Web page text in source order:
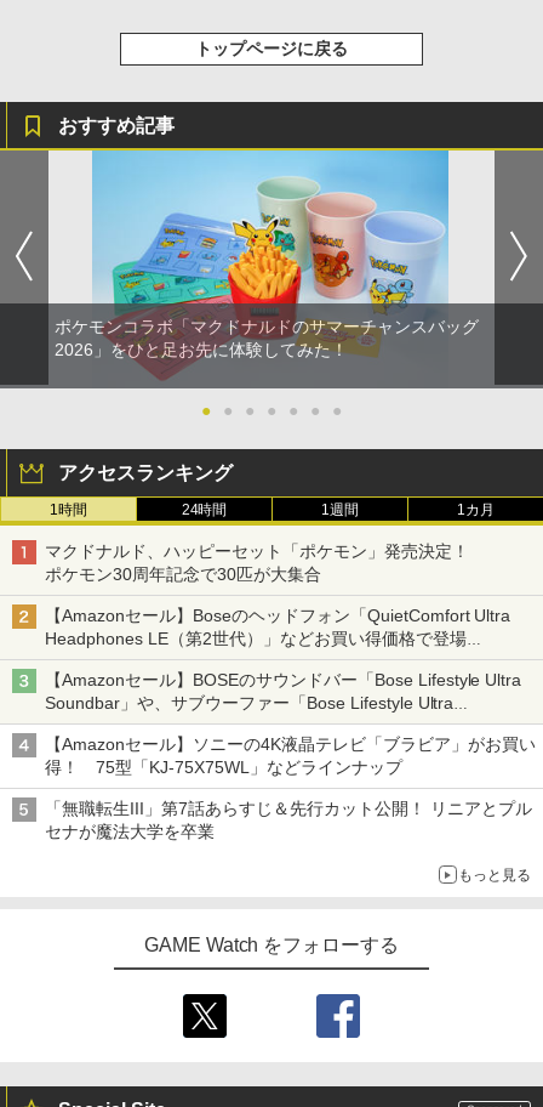
トップページに戻る
おすすめ記事
ポケモンコラボ「マクドナルドのサマーチャンスバッグ
2026」をひと足お先に体験してみた！
● ● ● ● ● ● ●
アクセスランキング
1時間 24時間 1週間 1カ月
マクドナルド、ハッピーセット「ポケモン」発売決定！
ポケモン30周年記念で30匹が大集合
【Amazonセール】Boseのヘッドフォン「QuietComfort Ultra
Headphones LE（第2世代）」などお買い得価格で登場
イマーシブオーディオで臨場感ある音楽体験が楽しめる
【Amazonセール】BOSEのサウンドバー「Bose Lifestyle Ultra
Soundbar」や、サブウーファー「Bose Lifestyle Ultra
Subwoofer」などお買い得！
【Amazonセール】ソニーの4K液晶テレビ「ブラビア」がお買い
得！ 75型「KJ-75X75WL」などラインナップ
「無職転生III」第7話あらすじ＆先行カット公開！ リニアとプル
セナが魔法大学を卒業
もっと見る
GAME Watch をフォローする